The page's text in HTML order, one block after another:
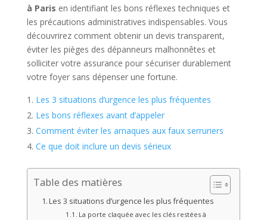
à Paris en identifiant les bons réflexes techniques et
les précautions administratives indispensables. Vous
découvrirez comment obtenir un devis transparent,
éviter les pièges des dépanneurs malhonnêtes et
solliciter votre assurance pour sécuriser durablement
votre foyer sans dépenser une fortune.
Les 3 situations d’urgence les plus fréquentes
Les bons réflexes avant d’appeler
Comment éviter les arnaques aux faux serruriers
Ce que doit inclure un devis sérieux
Table des matières
Les 3 situations d’urgence les plus fréquentes
La porte claquée avec les clés restées à